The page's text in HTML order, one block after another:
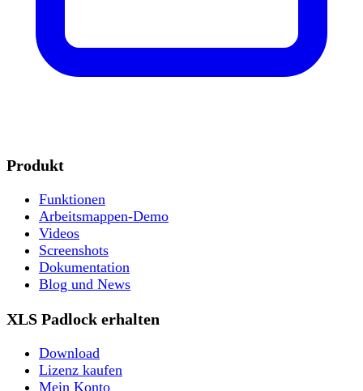
Produkt
Funktionen
Arbeitsmappen-Demo
Videos
Screenshots
Dokumentation
Blog und News
XLS Padlock erhalten
Download
Lizenz kaufen
Mein Konto